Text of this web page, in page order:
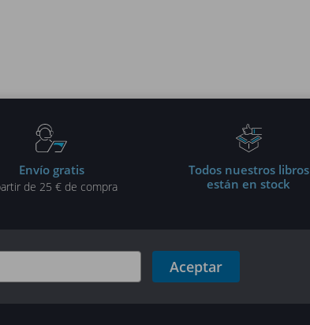
Envío gratis
de 25 € de compra
Todos nuestros libros
están en stock
Aceptar